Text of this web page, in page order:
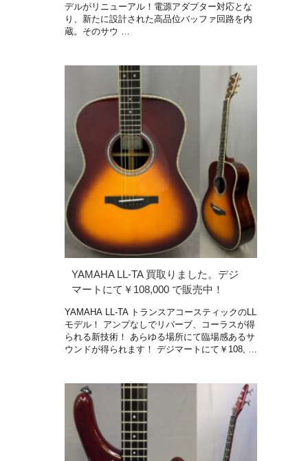
デルがリニューアル！電源アダプター対応とな
り、新たに設計された高品位バッファ回路を内
蔵。そのサウ …
YAMAHA LL-TA 買取りました。デジ
マートにて￥108,000 で販売中！
YAMAHA LL-TA トランスアコースティックのLL
モデル！ アンプなしでリバーブ、コーラスが得
られる新技術！ あらゆる場所にて臨場感あるサ
ウンドが得られます！ デジマートにて￥108, …